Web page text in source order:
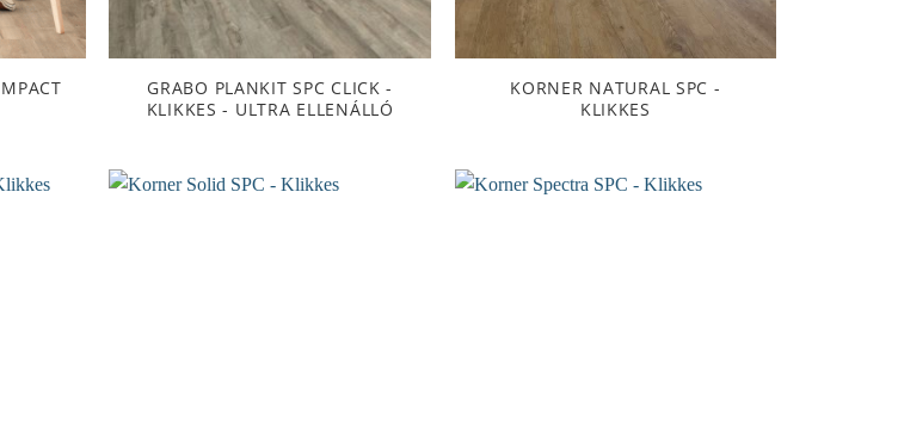
GRABO PLANKIT SPC CLICK -
KLIKKES - ULTRA ELLENÁLLÓ
KORNER NATURAL SPC -
KLIKKES